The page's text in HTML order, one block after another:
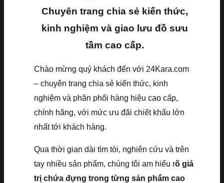
Chuyên trang chia sẻ kiến thức,
kinh nghiệm và giao lưu đồ sưu
tầm cao cấp.
Chào mừng quý khách đến với 24Kara.com
– chuyên trang chia sẻ kiến thức, kinh
nghiệm và phân phối hàng hiệu cao cấp,
chính hãng, với mức ưu đãi chiết khấu lớn
nhất tới khách hàng.
Qua thời gian dài tìm tòi, nghiên cứu và trên
tay nhiều sản phẩm, chúng tôi am hiểu rõ giá
trị chứa đựng trong từng sản phẩm cao